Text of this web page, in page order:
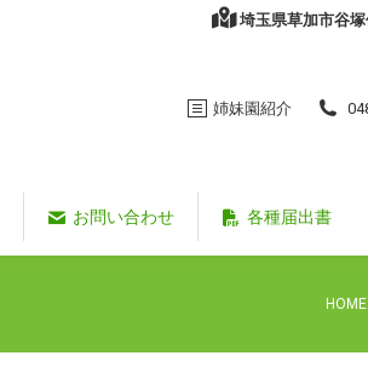
埼玉県草加市谷塚
姉妹園紹介
お問い合わせ 各種届出書
You
HOME